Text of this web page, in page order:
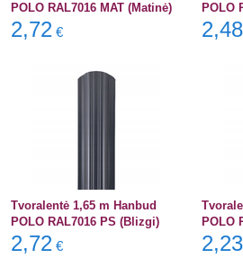
POLO RAL7016 MAT (Matinė)
2,72 €
POLO
2,48
Tvoralentė 1,65 m Hanbud
POLO RAL7016 PS (Blizgi)
2,72 €
POLO
2,23